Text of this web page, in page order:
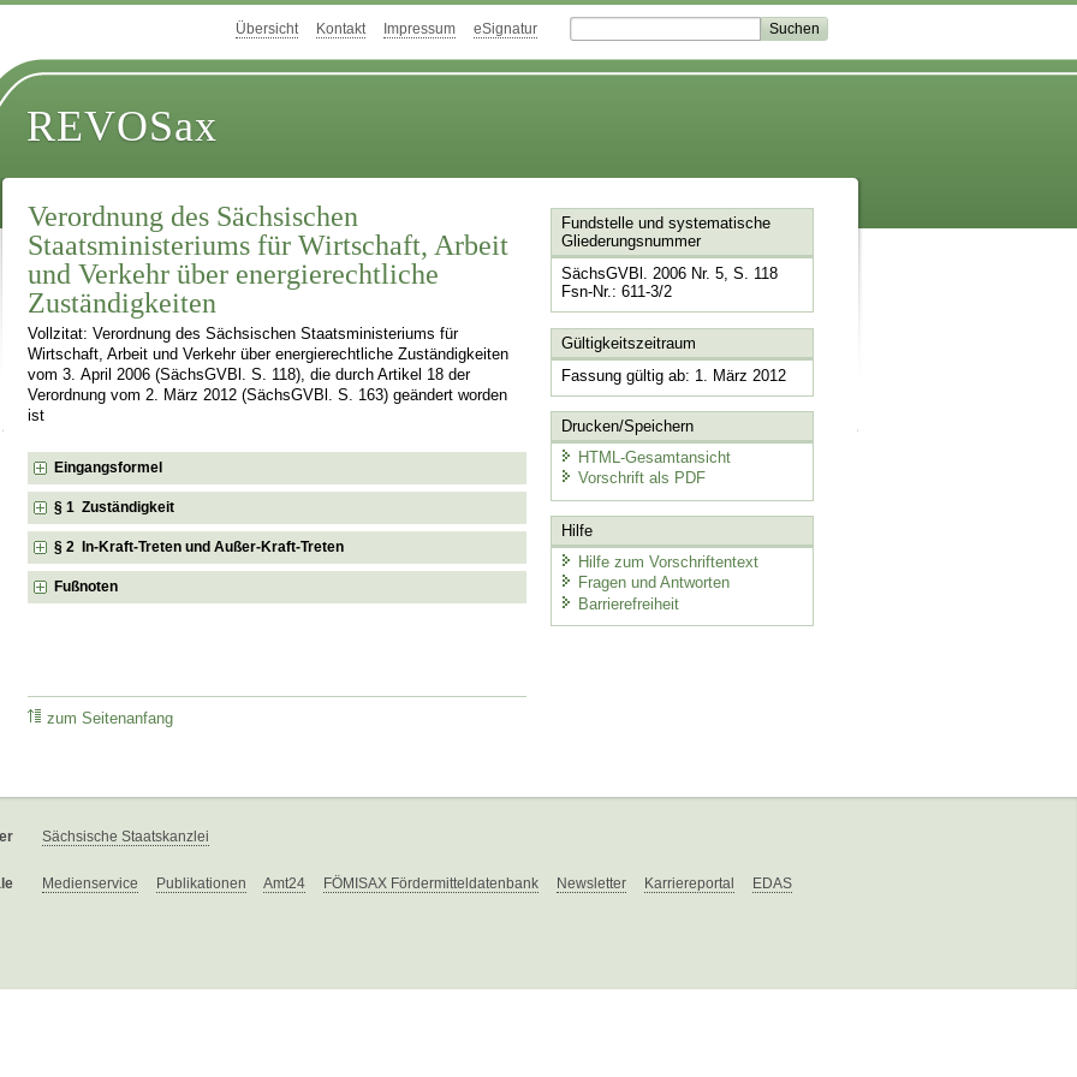
Übersicht Kontakt Impressum eSignatur
REVOSax
Verordnung des Sächsischen
Staatsministeriums für Wirtschaft, Arbeit
und Verkehr über energierechtliche
Zuständigkeiten
Vollzitat: Verordnung des Sächsischen Staatsministeriums für
Wirtschaft, Arbeit und Verkehr über energierechtliche Zuständigkeiten
vom 3. April 2006 (SächsGVBl. S. 118), die durch Artikel 18 der
Verordnung vom 2. März 2012 (SächsGVBl. S. 163) geändert worden
ist
Eingangsformel
§ 1 Zuständigkeit
§ 2 In-Kraft-Treten und Außer-Kraft-Treten
Fußnoten
zum Seitenanfang
Fundstelle und systematische
Gliederungsnummer
SächsGVBl. 2006 Nr. 5, S. 118
Fsn-Nr.: 611-3/2
Gültigkeitszeitraum
Fassung gültig ab: 1. März 2012
Drucken/Speichern
HTML-Gesamtansicht
Vorschrift als PDF
Hilfe
Hilfe zum Vorschriftentext
Fragen und Antworten
Barrierefreiheit
Sächsische Staatskanzlei
Medienservice Publikationen Amt24 FÖMISAX Fördermitteldatenbank Newsletter Karriereportal EDAS